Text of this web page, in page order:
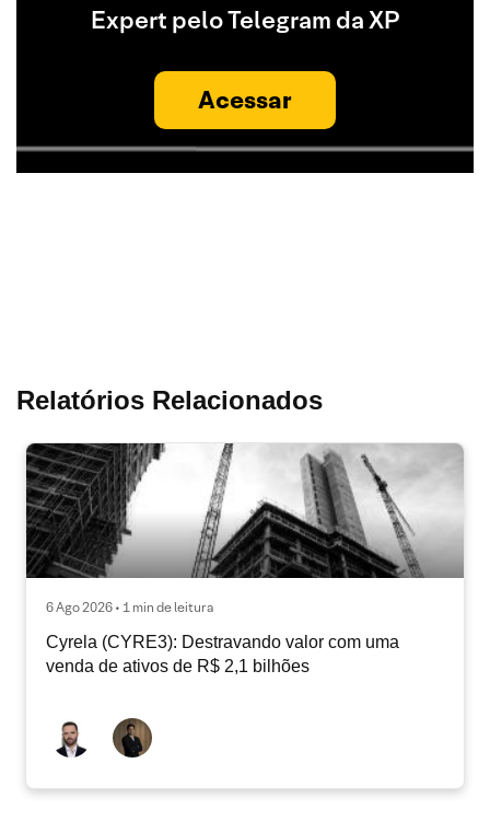
Expert pelo Telegram da XP
Acessar
Relatórios Relacionados
6 Ago 2026 • 1 min de leitura
Cyrela (CYRE3): Destravando valor com uma
venda de ativos de R$ 2,1 bilhões